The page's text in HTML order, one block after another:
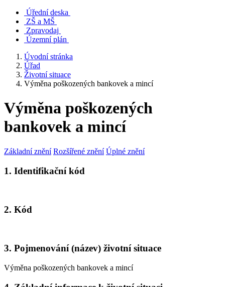
Úřední deska
ZŠ a MŠ
Zpravodaj
Územní plán
Úvodní stránka
Úřad
Životní situace
Výměna poškozených bankovek a mincí
Výměna poškozených
bankovek a mincí
Základní znění Rozšířené znění Úplné znění
1. Identifikační kód
2. Kód
3. Pojmenování (název) životní situace
Výměna poškozených bankovek a mincí